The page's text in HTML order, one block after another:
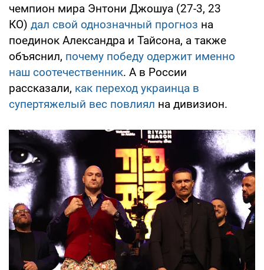
чемпион мира Энтони Джошуа (27-3, 23
КО) дал свой однозначный прогноз на
поединок Александра и Тайсона, а также
объяснил, почему победу одержит именно
наш соотечественник. А в России
рассказали, как переход украинца в
супертяжелый вес повлиял на дивизион.